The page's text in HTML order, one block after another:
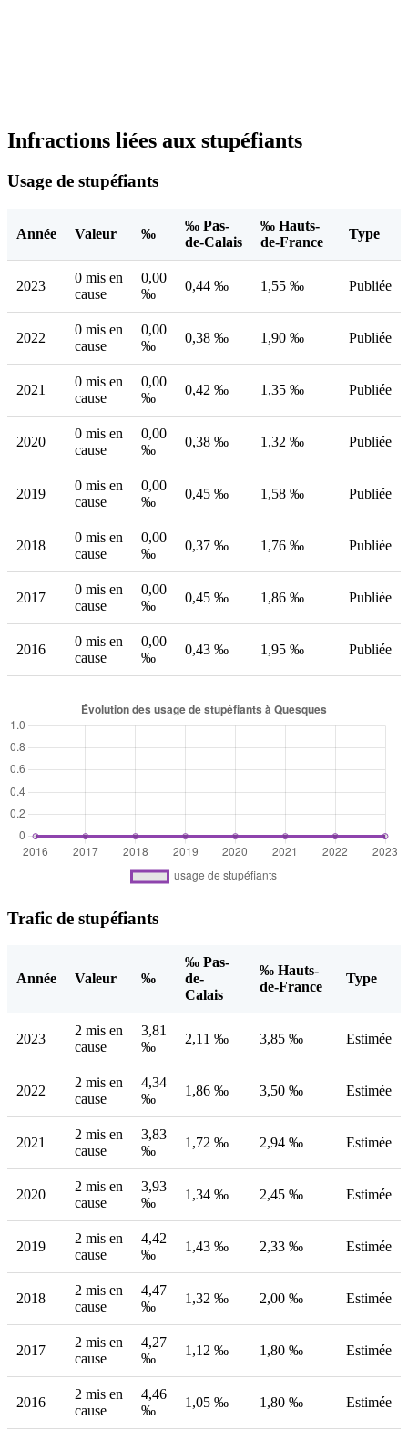
Infractions liées aux stupéfiants
Usage de stupéfiants
Année Valeur ‰
‰ Pas-
de-Calais
‰ Hauts-
de-France
Type
2023
0 mis en
cause
0,00
‰
0,44 ‰ 1,55 ‰ Publiée
2022
0 mis en
cause
0,00
‰
0,38 ‰ 1,90 ‰ Publiée
2021
0 mis en
cause
0,00
‰
0,42 ‰ 1,35 ‰ Publiée
2020
0 mis en
cause
0,00
‰
0,38 ‰ 1,32 ‰ Publiée
2019
0 mis en
cause
0,00
‰
0,45 ‰ 1,58 ‰ Publiée
2018
0 mis en
cause
0,00
‰
0,37 ‰ 1,76 ‰ Publiée
2017
0 mis en
cause
0,00
‰
0,45 ‰ 1,86 ‰ Publiée
2016
0 mis en
cause
0,00
‰
0,43 ‰ 1,95 ‰ Publiée
Trafic de stupéfiants
Année Valeur ‰
‰ Pas-
de-
Calais
‰ Hauts-
de-France
Type
2023
2 mis en
cause
3,81
‰
2,11 ‰ 3,85 ‰ Estimée
2022
2 mis en
cause
4,34
‰
1,86 ‰ 3,50 ‰ Estimée
2021
2 mis en
cause
3,83
‰
1,72 ‰ 2,94 ‰ Estimée
2020
2 mis en
cause
3,93
‰
1,34 ‰ 2,45 ‰ Estimée
2019
2 mis en
cause
4,42
‰
1,43 ‰ 2,33 ‰ Estimée
2018
2 mis en
cause
4,47
‰
1,32 ‰ 2,00 ‰ Estimée
2017
2 mis en
cause
4,27
‰
1,12 ‰ 1,80 ‰ Estimée
2016
2 mis en
cause
4,46
‰
1,05 ‰ 1,80 ‰ Estimée